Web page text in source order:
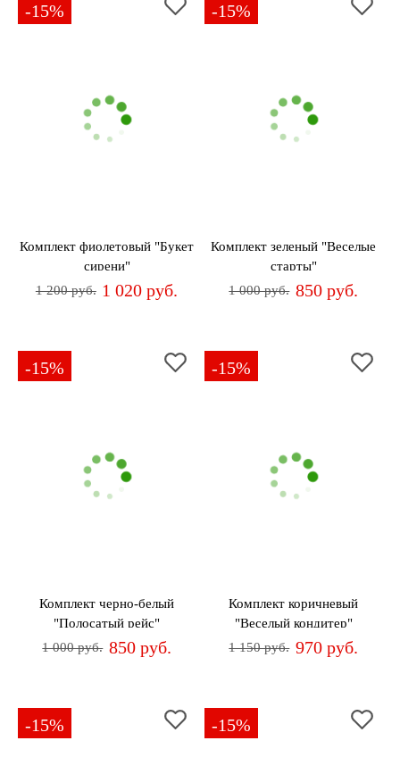
-15%
Комплект фиолетовый "Букет
сирени"
1 200 руб. 1 020 руб.
-15%
Комплект зеленый "Веселые
старты"
1 000 руб. 850 руб.
-15%
Комплект черно-белый
"Полосатый рейс"
1 000 руб. 850 руб.
-15%
Комплект коричневый
"Веселый кондитер"
1 150 руб. 970 руб.
-15% -15%